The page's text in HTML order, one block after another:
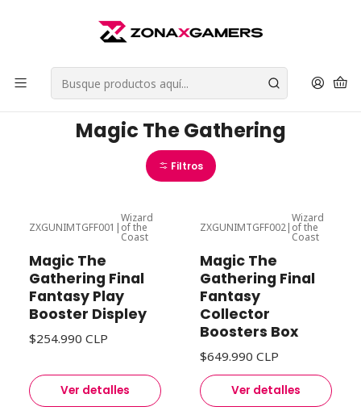
Retiros en Providencia
Leer más
Inicio Cartas Coleccionables Magic The Gathering
Magic The Gathering
Filtros
Agotado
ZXGUNIMTGFF001 |
Wizard
of the
Coast
Magic The
Gathering Final
Fantasy Play
Booster Displey
$254.990 CLP
Ver detalles
Agotado
ZXGUNIMTGFF002|
Wizard
of the
Coast
Magic The
Gathering Final
Fantasy
Collector
Boosters Box
$649.990 CLP
Ver detalles